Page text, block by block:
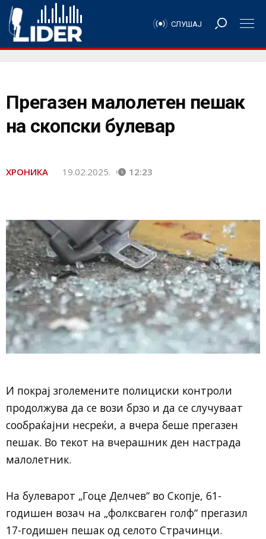
СЛУШАЈ
Прегазен малолетен пешак
на скопски булевар
ХРОНИКА 19.02.2025. 12:23
И покрај зголемените полициски контроли
продолжува да се вози брзо и да се случуваат
сообраќајни несреќи, а вчера беше прегазен
пешак. Во текот на вчерашник ден настрада
малолетник.
На булеварот „Гоце Делчев“ во Скопје, 61-
годишен возач на „фолксваген голф“ прегазил
17-годишен пешак од селото Страчинци.